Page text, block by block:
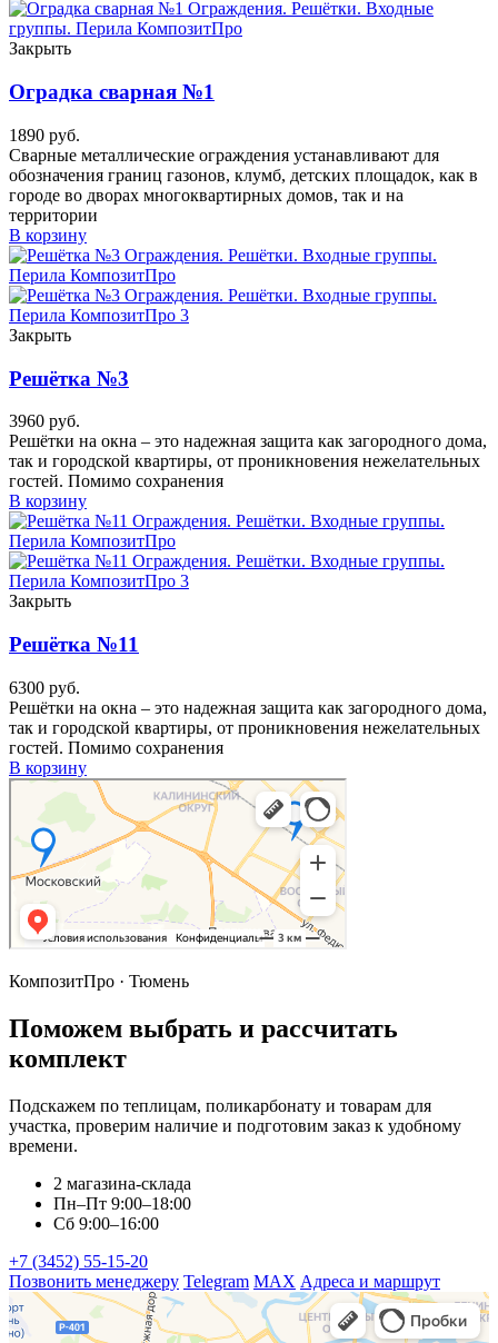
Закрыть
Оградка сварная №1
1890 руб.
Сварные металлические ограждения устанавливают для
обозначения границ газонов, клумб, детских площадок, как в
городе во дворах многоквартирных домов, так и на
территории
В корзину
Закрыть
Решётка №3
3960 руб.
Решётки на окна – это надежная защита как загородного дома,
так и городской квартиры, от проникновения нежелательных
гостей. Помимо сохранения
В корзину
Закрыть
Решётка №11
6300 руб.
Решётки на окна – это надежная защита как загородного дома,
так и городской квартиры, от проникновения нежелательных
гостей. Помимо сохранения
В корзину
КомпозитПро · Тюмень
Поможем выбрать и рассчитать
комплект
Подскажем по теплицам, поликарбонату и товарам для
участка, проверим наличие и подготовим заказ к удобному
времени.
2 магазина-склада
Пн–Пт 9:00–18:00
Сб 9:00–16:00
+7 (3452) 55-15-20
Позвонить менеджеру Telegram MAX Адреса и маршрут